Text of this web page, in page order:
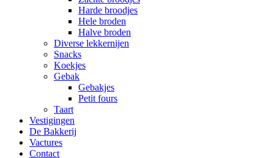
Harde broodjes
Hele broden
Halve broden
Diverse lekkernijen
Snacks
Koekjes
Gebak
Gebakjes
Petit fours
Taart
Vestigingen
De Bakkerij
Vactures
Contact